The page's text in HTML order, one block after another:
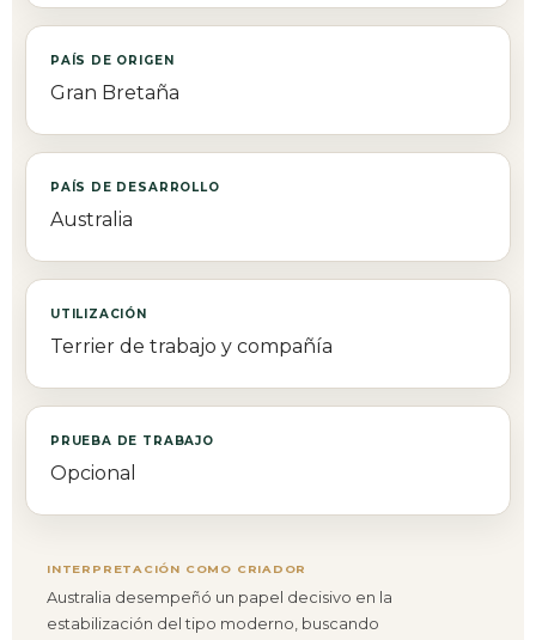
PAÍS DE ORIGEN
Gran Bretaña
PAÍS DE DESARROLLO
Australia
UTILIZACIÓN
Terrier de trabajo y compañía
PRUEBA DE TRABAJO
Opcional
INTERPRETACIÓN COMO CRIADOR
Australia desempeñó un papel decisivo en la
estabilización del tipo moderno, buscando